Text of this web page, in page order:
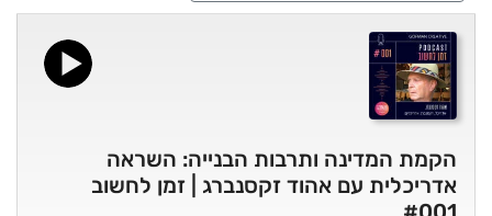
הקמת המדינה ותרבות הבנייה: השראה
אדריכלית עם אהוד זקסנברג | זמן לחשוב